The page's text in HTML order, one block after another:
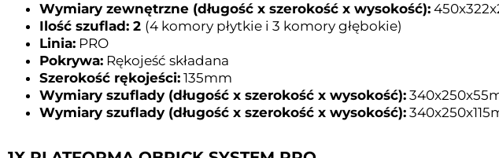
Wymiary zewnętrzne (długość x szerokość x wysokość):
Ilość szuflad: 2 (4 komory płytkie i 3 komory głębokie)
Linia: PRO
Pokrywa: Rękojeść składana
Szerokość rękojeści: 135mm
Wymiary szuflady (długość x szerokość x wysokość):
Wymiary szuflady (długość x szerokość x wysokość):